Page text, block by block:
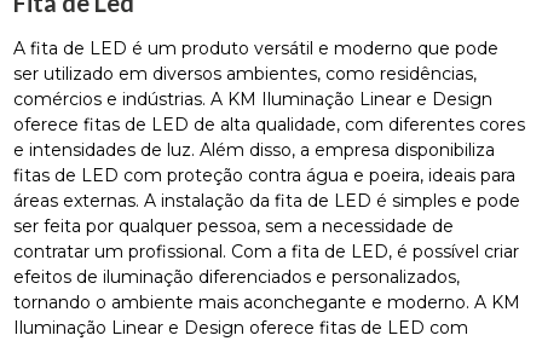
A fita de LED é um produto versátil e moderno que pode
ser utilizado em diversos ambientes, como residências,
comércios e indústrias. A KM Iluminação Linear e Design
oferece fitas de LED de alta qualidade, com diferentes cores
e intensidades de luz. Além disso, a empresa disponibiliza
fitas de LED com proteção contra água e poeira, ideais para
áreas externas. A instalação da fita de LED é simples e pode
ser feita por qualquer pessoa, sem a necessidade de
contratar um profissional. Com a fita de LED, é possível criar
efeitos de iluminação diferenciados e personalizados,
tornando o ambiente mais aconchegante e moderno. A KM
Iluminação Linear e Design oferece fitas de LED com